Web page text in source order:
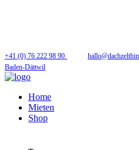
+41 (0) 76 222 98 90
Baden-Dättwil
Home
Mieten
Shop